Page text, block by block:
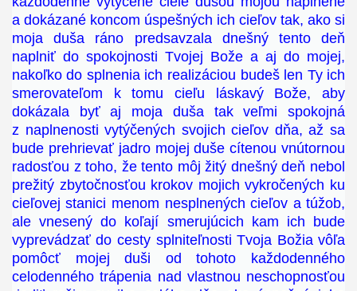
a dokázané koncom úspešných ich cieľov tak, ako si
moja duša ráno predsavzala dnešný tento deň
naplniť do spokojnosti Tvojej Bože a aj do mojej,
nakoľko do splnenia ich realizáciou budeš len Ty ich
smerovateľom k tomu cieľu láskavý Bože, aby
dokázala byť aj moja duša tak veľmi spokojná
z naplnenosti vytýčených svojich cieľov dňa, až sa
bude prehrievať jadro mojej duše cítenou vnútornou
radosťou z toho, že tento môj žitý dnešný deň nebol
prežitý zbytočnosťou krokov mojich vykročených ku
cieľovej stanici menom nesplnených cieľov a túžob,
ale vnesený do koľají smerujúcich kam ich bude
vyprevádzať do cesty splniteľnosti Tvoja Božia vôľa
pomôcť mojej duši od tohoto každodenného
celodenného trápenia nad vlastnou neschopnosťou